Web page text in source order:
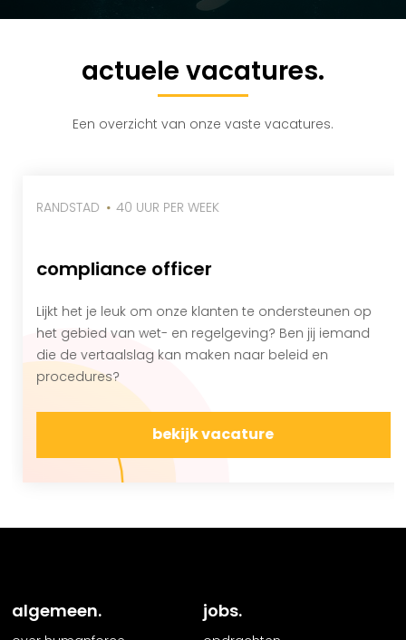
actuele vacatures.
Een overzicht van onze vaste vacatures.
RANDSTAD 40 UUR PER WEEK
compliance officer
Lijkt het je leuk om onze klanten te ondersteunen op
het gebied van wet- en regelgeving? Ben jij iemand
die de vertaalslag kan maken naar beleid en
procedures?
bekijk vacature
algemeen. jobs.